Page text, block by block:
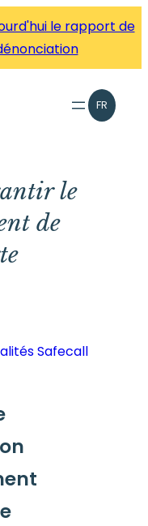
le rapport de
FR
le
de
Safecall